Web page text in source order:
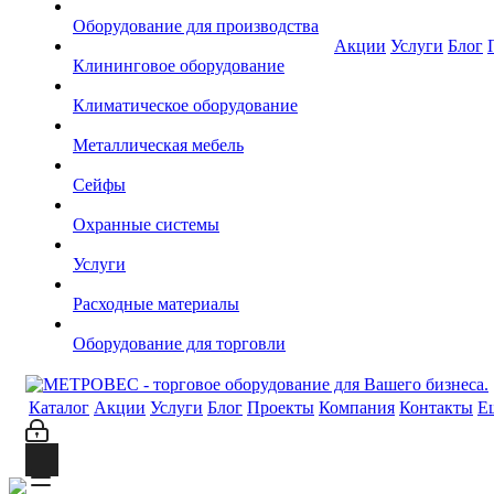
Оборудование для производства
Клининговое оборудование
Климатическое оборудование
Металлическая мебель
Сейфы
Охранные системы
Услуги
Расходные материалы
Оборудование для торговли
Акции Услуги Блог
Каталог Акции Услуги Блог Проекты Компания Контакты